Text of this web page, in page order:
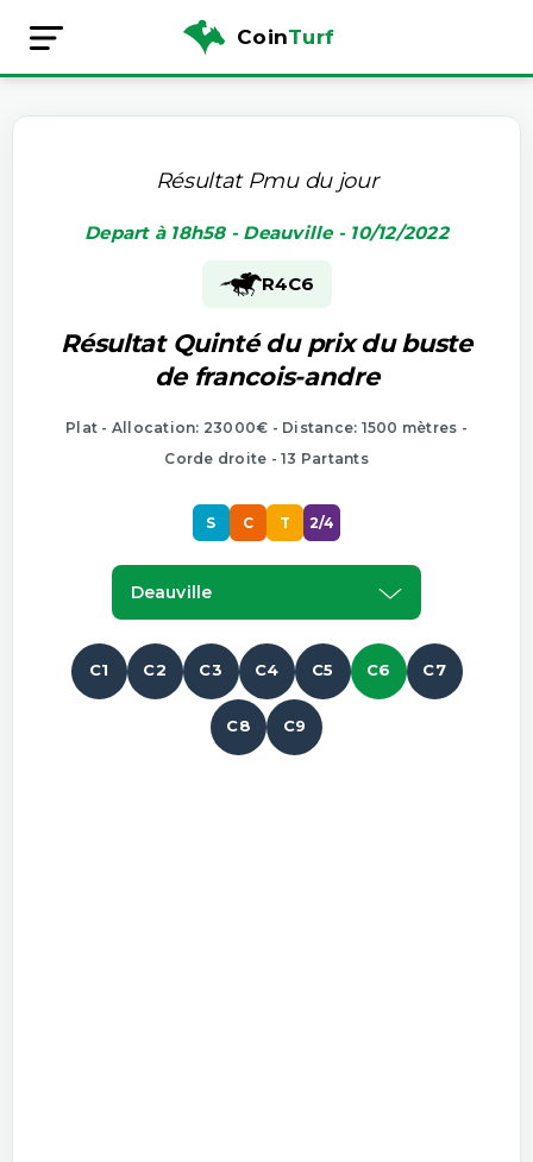
CoinTurf
Résultat Pmu du jour
Depart à 18h58 - Deauville - 10/12/2022
R4C6
Résultat Quinté du prix du buste
de francois-andre
Plat - Allocation: 23000€ - Distance: 1500 mètres -
Corde droite - 13 Partants
S C T 2/4
Deauville
C1 C2 C3 C4 C5 C6 C7
C8 C9